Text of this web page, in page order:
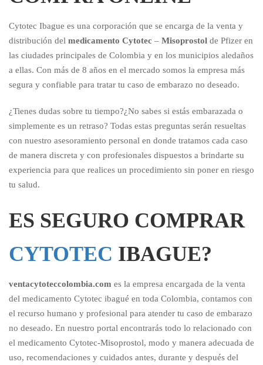
Cytotec Ibague es una corporación que se encarga de la venta y
distribución del medicamento Cytotec – Misoprostol de Pfizer en
las ciudades principales de Colombia y en los municipios aledaños
a ellas. Con más de 8 años en el mercado somos la empresa más
segura y confiable para tratar tu caso de embarazo no deseado.
¿Tienes dudas sobre tu tiempo?¿No sabes si estás embarazada o
simplemente es un retraso? Todas estas preguntas serán resueltas
con nuestro asesoramiento personal en donde tratamos cada caso
de manera discreta y con profesionales dispuestos a brindarte su
experiencia para que realices un procedimiento sin poner en riesgo
tu salud.
ES SEGURO COMPRAR
CYTOTEC IBAGUE?
ventacytoteccolombia.com es la empresa encargada de la venta
del medicamento Cytotec ibagué en toda Colombia, contamos con
el recurso humano y profesional para atender tu caso de embarazo
no deseado. En nuestro portal encontrarás todo lo relacionado con
el medicamento Cytotec-Misoprostol, modo y manera adecuada de
uso, recomendaciones y cuidados antes, durante y después del